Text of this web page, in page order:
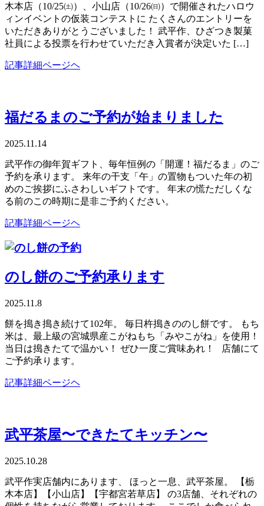
木本店（10/25㈯）、小山店（10/26㈰）で開催されたハロウ
ィンイベントの仮装コンテストに たくさんのエントリーを
いただきありがとうございました！ 武平作、ひざつき製菓
社員による投票を行わせていただき入賞者が決定いた […]
記事詳細ページヘ
福だるまのご予約が始まりました
2025.11.14
武平作の御年賀ギフト、毎年恒例の「開運！福だるま」のご
予約を承ります。 来年の干支「午」の置物もついた年の初
めのご挨拶にふさわしいギフトです。 年末の慌ただしくな
る前のこの時期に是非ご予約ください。
記事詳細ページヘ
のし餅のご予約承ります
2025.11.8
餅を搗き搗き続けて102年。 毎日杵搗きののし餅です。 もち
米は、最上級の宮城県産こがねもち「みやこがね」を使用！
当日は搗きたてで温かい！ ぜひ一度ご賞味あれ！ 店舗にて
ご予約承ります。
記事詳細ページヘ
武平茶屋〜できたてキッチン〜
2025.10.28
武平作実店舗内にあります、 ほっと一息、武平茶屋。 【栃
木本店】【小山店】【宇都宮若草店】 の3店舗、それぞれの